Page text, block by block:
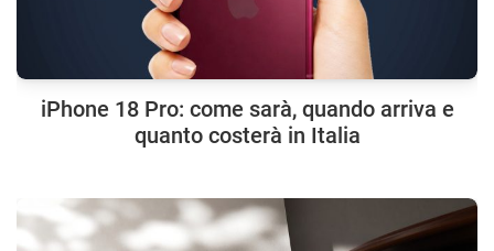
iPhone 18 Pro: come sarà, quando arriva e
quanto costerà in Italia